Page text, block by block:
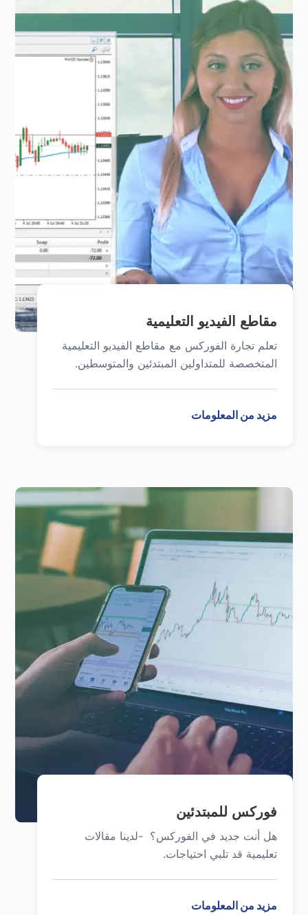
مقاطع الفيديو التعليمية
تعلم تجارة الفوركس مع مقاطع الفيديو التعليمية
المتخصصة للمتداولين المبتدئين والمتوسطين.
مزيد من المعلومات
فوركس للمبتدئين
هل أنت جديد في الفوركس؟ -لدينا مقالات
تعليمية قد تلبي احتياجات.
مزيد من المعلومات